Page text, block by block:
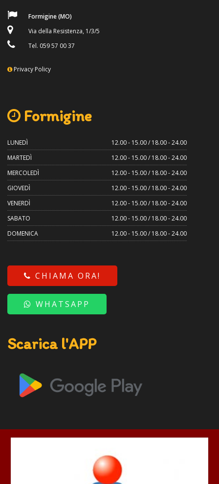
Formigine (MO)
Via della Resistenza, 1/3/5
Tel. 059 57 00 37
Privacy Policy
Formigine
LUNEDÌ
12.00 - 15.00 / 18.00 - 24.00
MARTEDÌ
12.00 - 15.00 / 18.00 - 24.00
MERCOLEDÌ
12.00 - 15.00 / 18.00 - 24.00
GIOVEDÌ
12.00 - 15.00 / 18.00 - 24.00
VENERDÌ
12.00 - 15.00 / 18.00 - 24.00
SABATO
12.00 - 15.00 / 18.00 - 24.00
DOMENICA
12.00 - 15.00 / 18.00 - 24.00
CHIAMA ORA!
WHATSAPP
Scarica l'APP